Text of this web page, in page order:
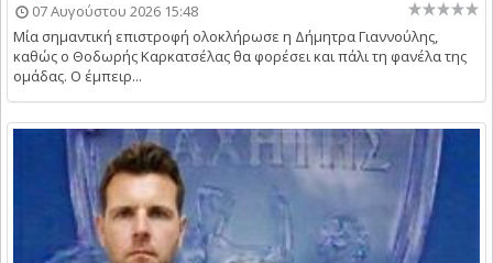
07 Αυγούστου 2026 15:48
Μία σημαντική επιστροφή ολοκλήρωσε η Δήμητρα Γιαννούλης,
καθώς ο Θοδωρής Καρκατσέλας θα φορέσει και πάλι τη φανέλα της
ομάδας. Ο έμπειρ...